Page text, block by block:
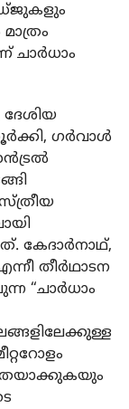
ചാർധാം
ഗർവാൾ
കേദാർനാഥ്,
തീർഥാടന
“ചാർധാം